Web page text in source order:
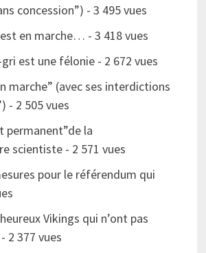
concession”) - 3 495 vues
est en marche… - 3 418 vues
est une félonie- 2 672 vues
marche” (avec ses interdictions
- 2 505 vues
permanent”de la
scientiste- 2 571 vues
pour le référendum qui
Vikings qui n’ont pas
- 2 377 vues